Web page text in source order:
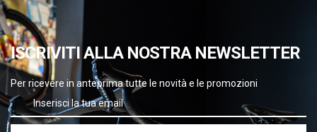
ISCRIVITI ALLA NOSTRA NEWSLETTER
Per ricevere in anteprima tutte le novità e le promozioni